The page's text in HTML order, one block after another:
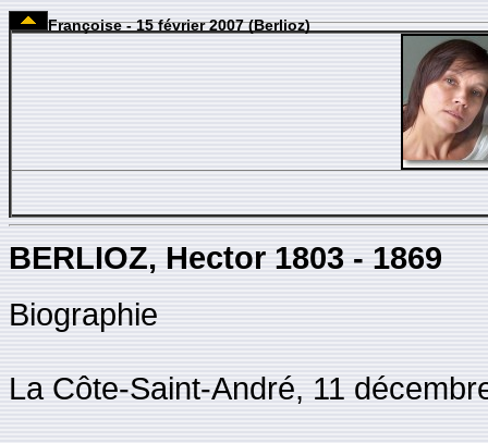
Françoise - 15 février 2007 (Berlioz)
BERLIOZ, Hector 1803 - 1869
Biographie
La Côte-Saint-André, 11